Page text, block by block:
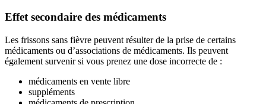
Effet secondaire des médicaments
Les frissons sans fièvre peuvent résulter de la prise de certains
médicaments ou d’associations de médicaments. Ils peuvent
également survenir si vous prenez une dose incorrecte de :
médicaments en vente libre
suppléments